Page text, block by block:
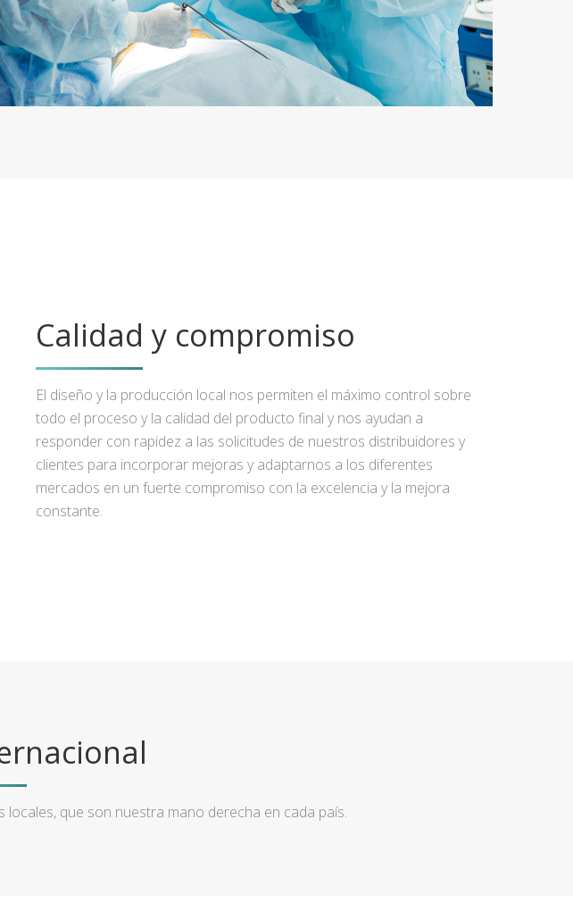
Calidad y compromiso
El diseño y la producción local nos permiten el máximo control sobre
todo el proceso y la calidad del producto final y nos ayudan a
responder con rapidez a las solicitudes de nuestros distribuidores y
clientes para incorporar mejoras y adaptarnos a los diferentes
mercados en un fuerte compromiso con la excelencia y la mejora
constante.
que son nuestra mano derecha en cada país.